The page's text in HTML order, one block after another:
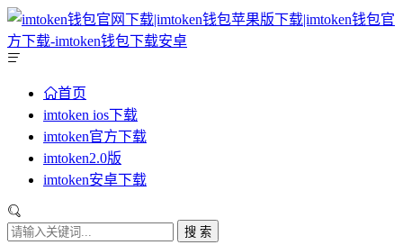
首页
imtoken ios下载
imtoken官方下载
imtoken2.0版
imtoken安卓下载
搜 索